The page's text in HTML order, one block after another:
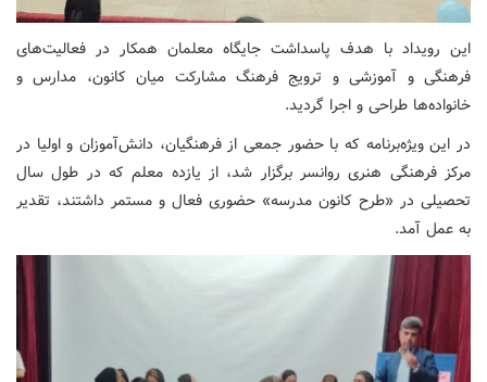
این رویداد با هدف پاسداشت جایگاه معلمان همکار در فعالیت‌های
فرهنگی و آموزشی و ترویج فرهنگ مشارکت میان کانون، مدارس و
خانواده‌ها طراحی و اجرا گردید.
در این ویژه‌برنامه که با حضور جمعی از فرهنگیان، دانش‌آموزان و اولیا در
مرکز فرهنگی هنری روانسر برگزار شد، از یازده معلم که در طول سال
تحصیلی در «طرح کانون مدرسه» حضوری فعال و مستمر داشتند، تقدیر
به عمل آمد.